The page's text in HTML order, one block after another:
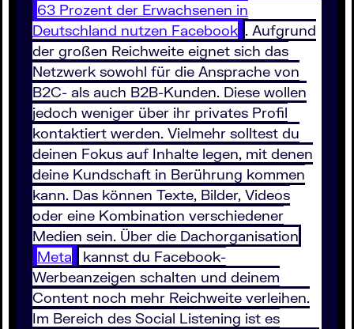
63 Prozent der Erwachsenen in
Deutschland nutzen Facebook . Aufgrund
der großen Reichweite eignet sich das
Netzwerk sowohl für die Ansprache von
B2C- als auch B2B-Kunden. Diese wollen
jedoch weniger über ihr privates Profil
kontaktiert werden. Vielmehr solltest du
deinen Fokus auf Inhalte legen, mit denen
deine Kundschaft in Berührung kommen
kann. Das können Texte, Bilder, Videos
oder eine Kombination verschiedener
Medien sein. Über die Dachorganisation
Meta
kannst du Facebook-
Werbeanzeigen schalten und deinem
Content noch mehr Reichweite verleihen.
Im Bereich des Social Listening ist es